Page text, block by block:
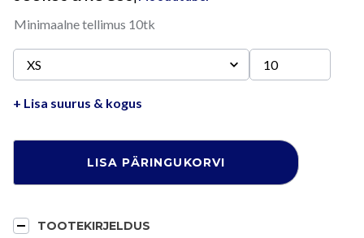
Minimaalne tellimus 10tk
+ Lisa suurus & kogus
spordisärk,
kogus
LISA PÄRINGUKORVI
TOOTEKIRJELDUS